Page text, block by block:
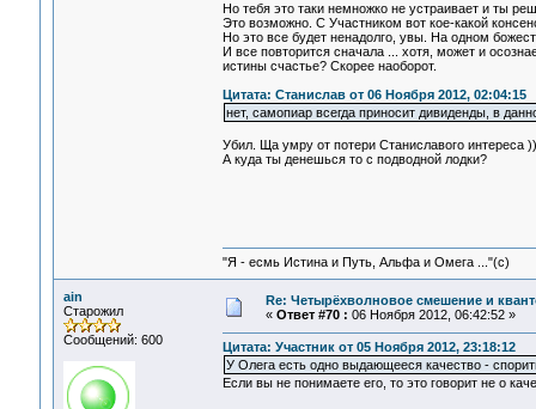
Но тебя это таки немножко не устраивает и ты
Это возможно. С Участником вот кое-какой
Но это все будет ненадолго, увы. На одном
И все повторится сначала ... хотя, может и
истины счастье? Скорее наоборот.
Цитата: Станислав от 06 Ноября 2012, 02:04:15
нет, самопиар всегда приносит дивиденды, в
Убил. Ща умру от потери Станиславого интереса
А куда ты денешься то с подводной лодки?
"Я - есмь Истина и Путь, Альфа и Омега ..."(с)
ain
Старожил
Сообщений: 600
Re: Четырёхволновое смешение и
« Ответ #70 : 06 Ноября 2012, 06:42:52 »
Цитата: Участник от 05 Ноября 2012, 23:18:12
У Олега есть одно выдающееся качество -
Если вы не понимаете его, то это говорит не о